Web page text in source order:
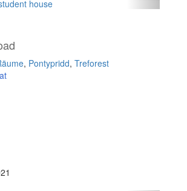
, Pontypridd, Treforest